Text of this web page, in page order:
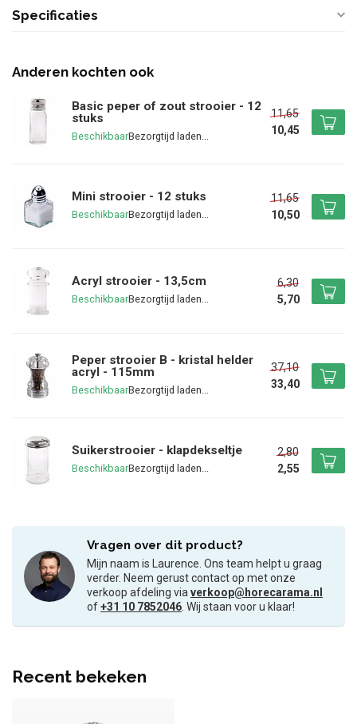
Specificaties
Anderen kochten ook
Basic peper of zout strooier - 12
stuks
Beschikbaar
11,65
10,45
Mini strooier - 12 stuks
Beschikbaar
11,65
10,50
Acryl strooier - 13,5cm
Beschikbaar
6,30
5,70
Peper strooier B - kristal helder
acryl - 115mm
Beschikbaar
37,10
33,40
Suikerstrooier - klapdekseltje
Beschikbaar
2,80
2,55
Vragen over dit product?
Mijn naam is Laurence. Ons team helpt u graag
verder. Neem gerust contact op met onze
verkoop afdeling viaverkoop@horecarama.nl
of+31 10 7852046. Wij staan voor u klaar!
Recent bekeken